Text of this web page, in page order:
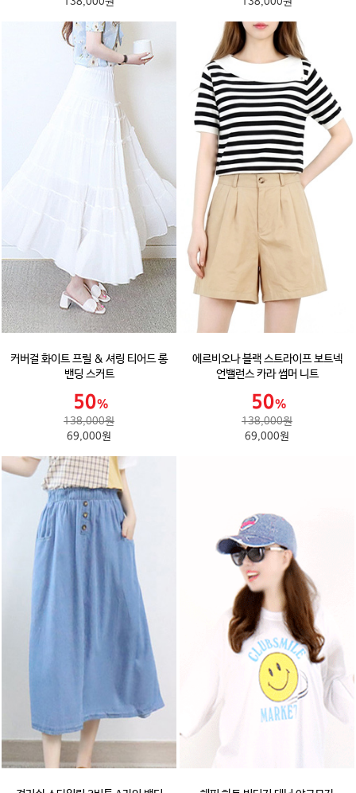
커버걸 화이트 프릴 & 셔링 티어드 롱
밴딩 스커트
138,000원
69,000원
에르비오나 블랙 스트라이프 보트넥
언밸런스 카라 썸머 니트
138,000원
69,000원